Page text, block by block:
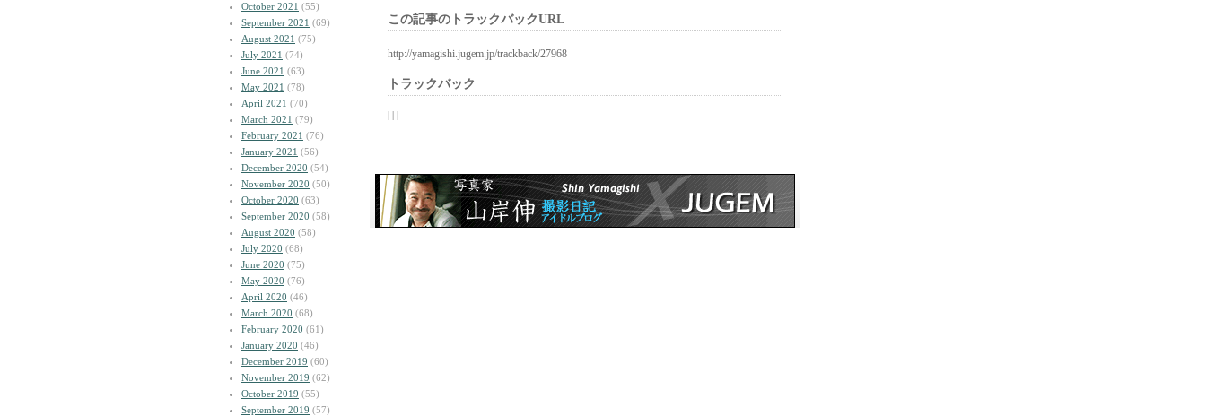
October 2021 (55)
September 2021 (69)
August 2021 (75)
July 2021 (74)
June 2021 (63)
May 2021 (78)
April 2021 (70)
March 2021 (79)
February 2021 (76)
January 2021 (56)
December 2020 (54)
November 2020 (50)
October 2020 (63)
September 2020 (58)
August 2020 (58)
July 2020 (68)
June 2020 (75)
May 2020 (76)
April 2020 (46)
March 2020 (68)
February 2020 (61)
January 2020 (46)
December 2019 (60)
November 2019 (62)
October 2019 (55)
September 2019 (57)
この記事のトラックバックURL
http://yamagishi.jugem.jp/trackback/27968
トラックバック
| | |